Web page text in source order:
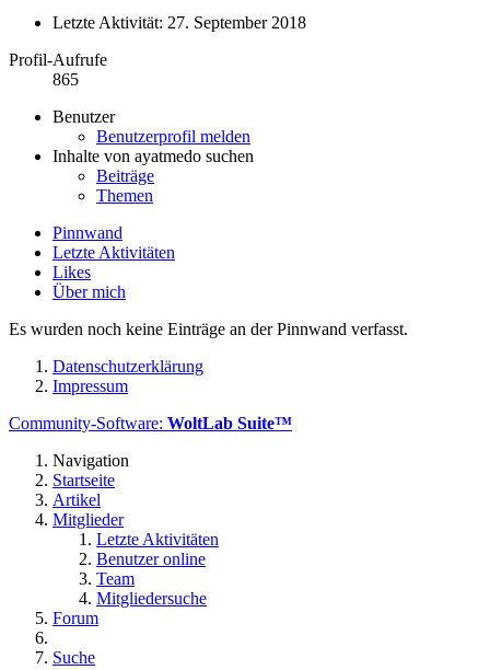
Letzte Aktivität: 27. September 2018
Profil-Aufrufe
865
Benutzer
Benutzerprofil melden
Inhalte von ayatmedo suchen
Beiträge
Themen
Pinnwand
Letzte Aktivitäten
Likes
Über mich
Es wurden noch keine Einträge an der Pinnwand verfasst.
Datenschutzerklärung
Impressum
Community-Software: WoltLab Suite™
Navigation
Startseite
Artikel
Mitglieder
Letzte Aktivitäten
Benutzer online
Team
Mitgliedersuche
Forum
Suche